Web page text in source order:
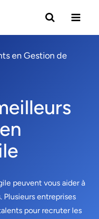
en Gestion de
peuvent vous aider à
Plusieurs entreprises
pour recruter les